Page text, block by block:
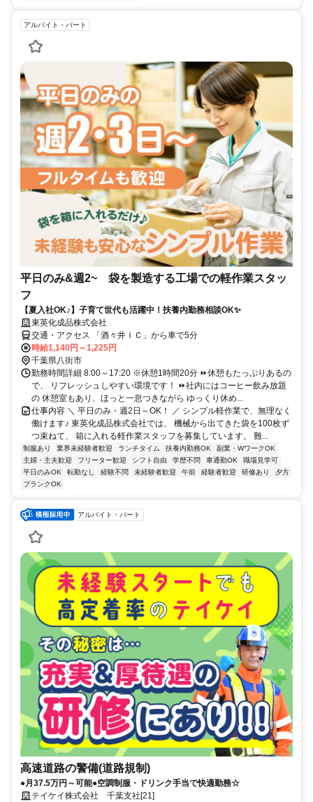
アルバイト・パート
平日のみ&週2~ 袋を製造する工場での軽作業スタッ
フ
【夏入社OK♪】子育て世代も活躍中！扶養内勤務相談OK✨
東英化成品株式会社
交通・アクセス 「酒々井ＩＣ」から車で5分
時給1,140円～1,225円
千葉県八街市
勤務時間詳細 8:00～17:20 ※休憩1時間20分 ⏩休憩もたっぷりあるの
で、 リフレッシュしやすい環境です！ ⏩社内にはコーヒー飲み放題
の 休憩室もあり、ほっと一息つきながら ゆっくり休め...
仕事内容 ＼ 平日のみ・週2日～OK！ ／ シンプル軽作業で、無理なく
働けます♪ 東英化成品株式会社では、 機械から出てきた袋を100枚ず
つ束ねて、 箱に入れる軽作業スタッフを募集しています。 難...
制服あり 業界未経験者歓迎 ランチタイム 扶養内勤務OK
副業・WワークOK
主婦・主夫歓迎
フリーター歓迎 シフト自由 学歴不問 車通勤OK
職場見学可
平日のみOK
転勤なし 経験不問 未経験者歓迎 午前 経験者歓迎 研修あり
夕方
ブランクOK
アルバイト・パート
高速道路の警備(道路規制)
●月37.5万円～可能●空調制服・ドリンク手当で快適勤務☆
テイケイ株式会社 千葉支社[21]